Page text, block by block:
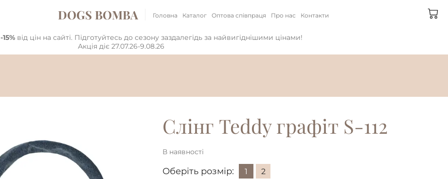
DOGS BOMBA Головна Каталог Оптова співпраця Про нас Контакти
-15%від цін на сайті. Підготуйтесь до сезону заздалегідь за найвигіднішими цінами!
Акція діє 27.07.26-9.08.26
Слінг Teddy графіт S-112
В наявності
Оберіть розмір: 1 2